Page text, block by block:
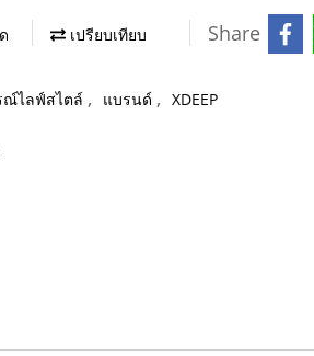
เปรียบเทียบ Share
ณ์ไลฟ์สไตล์ , แบรนด์ , XDEEP